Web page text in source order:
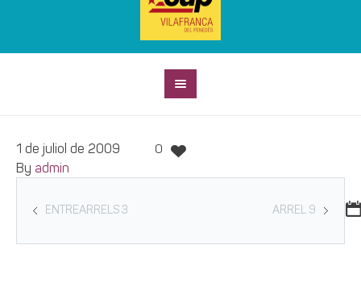
1 de juliol de 2009 0
By admin
ARREL 9
ENTREARRELS 3